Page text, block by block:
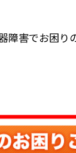
害でお困